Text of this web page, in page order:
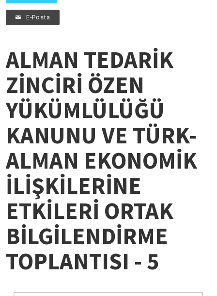
E-Posta
ALMAN TEDARİK
ZİNCİRİ ÖZEN
YÜKÜMLÜLÜĞÜ
KANUNU VE TÜRK-
ALMAN EKONOMİK
İLİŞKİLERİNE
ETKİLERİ ORTAK
BİLGİLENDİRME
TOPLANTISI - 5